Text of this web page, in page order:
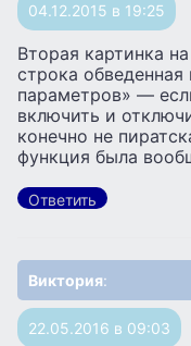
04.12.2015 в 19:25
Вторая картинка
строка
параметров» —
включить и
конечно не
функция была
Ответить
Виктория:
22.05.2016 в 09:03